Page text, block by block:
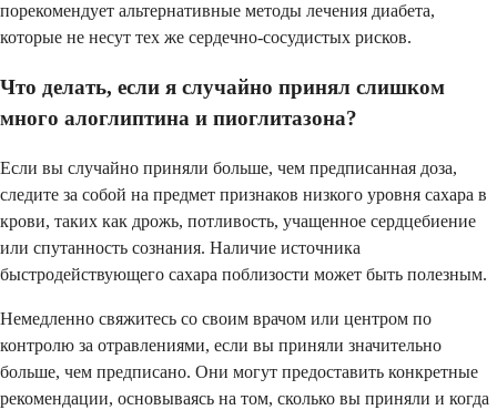
порекомендует альтернативные методы лечения диабета,
которые не несут тех же сердечно-сосудистых рисков.
Что делать, если я случайно принял слишком
много алоглиптина и пиоглитазона?
Если вы случайно приняли больше, чем предписанная доза,
следите за собой на предмет признаков низкого уровня сахара в
крови, таких как дрожь, потливость, учащенное сердцебиение
или спутанность сознания. Наличие источника
быстродействующего сахара поблизости может быть полезным.
Немедленно свяжитесь со своим врачом или центром по
контролю за отравлениями, если вы приняли значительно
больше, чем предписано. Они могут предоставить конкретные
рекомендации, основываясь на том, сколько вы приняли и когда